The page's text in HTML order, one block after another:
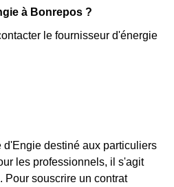
à Bonrepos ?
le fournisseur d'énergie
d'Engie destiné aux particuliers
les professionnels, il s'agit
Pour souscrire un contrat